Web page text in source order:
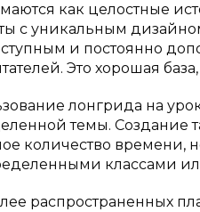
как целостные
с уникальным
и постоянно
Это хорошая
лонгрида на
темы. Создание
количество времени,
классами
распространенных